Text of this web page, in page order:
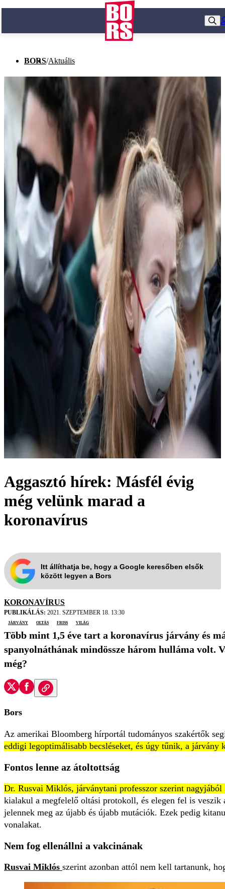
BORS/Aktuális
Aggasztó hírek: Másfél évig
még velünk marad a
koronavírus
Itt állíthatja be, hogy a Google keresőben elsők
között legyen a Bors
KORONAVÍRUS
PUBLIKÁLÁS: 2021. SZEPTEMBER 18. 13:30
járvány
oltás friss világ
Több mint 1,5 éve tart a koronavírus járvány és
spanyolnáthának mindössze három hulláma
még?
Bors
Az amerikai Bloomberg hírportál tudományos szakértők
eddigi legoptimálisabb becsléseket, és úgy tűnik, a
Fontos lenne az átoltottság
Dr. Rusvai Miklós, járványtani professzor szerint
kialakul a megfelelő oltási protokoll, és elegen fel is
jelennek meg az újabb és újabb mutációk. Ezek pedig
vonalakat.
Nem fog ellenállni a vakcinának
Rusvai Miklós szerint azonban attól nem kell tartanunk,